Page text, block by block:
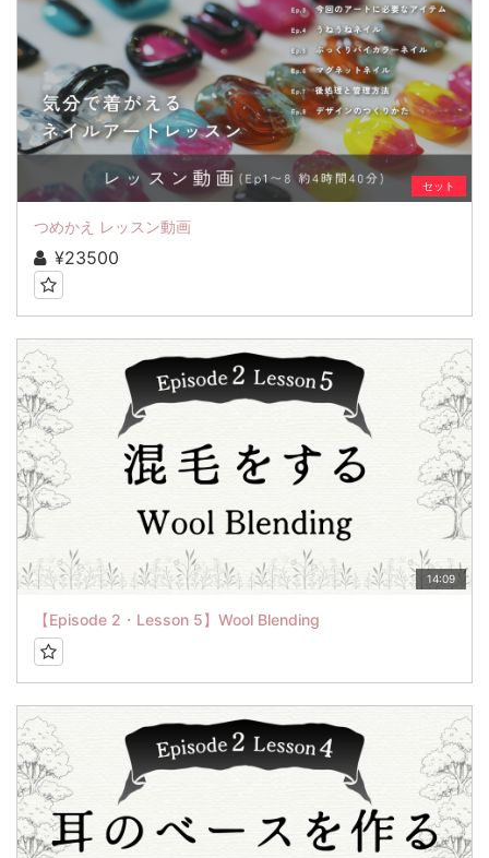
セット
つめかえ レッスン動画
¥23500
14:09
【Episode 2・Lesson 5】Wool Blending